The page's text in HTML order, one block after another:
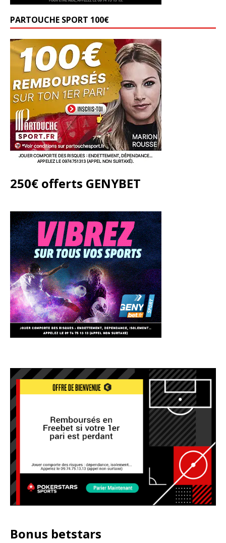
PARTOUCHE SPORT 100€
250€ offerts GENYBET
Bonus betstars